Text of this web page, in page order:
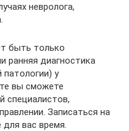
невролога,
быть только
ранняя диагностика
у
вы сможете
специалистов,
Записаться на
вас время.